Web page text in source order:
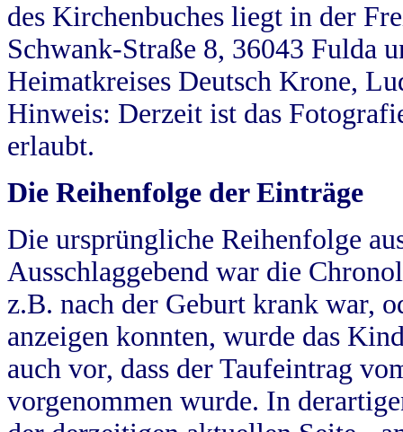
des Kirchenbuches liegt in der
Schwank-Straße 8, 36043 Fulda
Heimatkreises Deutsch Krone,
Hinweis: Derzeit ist das
erlaubt.
Die Reihenfolge der Einträge
Die ursprüngliche Reihenfolge
Ausschlaggebend war die
z.B. nach der Geburt krank war,
anzeigen konnten, wurde das
auch vor, dass der Taufeintrag
vorgenommen wurde. In